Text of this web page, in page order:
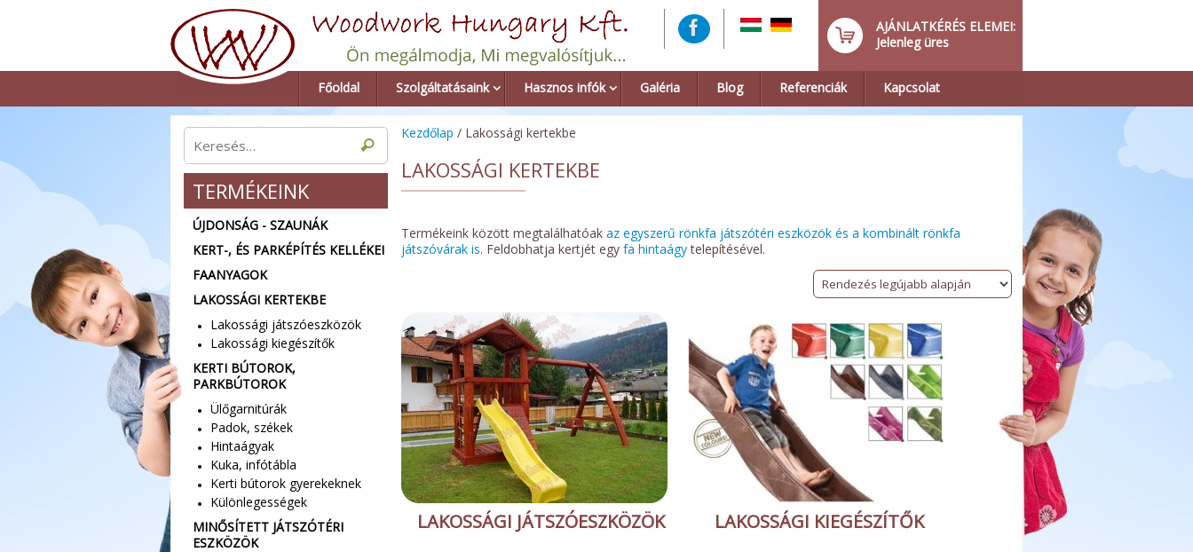
AJÁNLATKÉRÉS ELEMEI:
Jelenleg üres
Főoldal Szolgáltatásaink Hasznos infók Galéria Blog Referenciák Kapcsolat
Kezdőlap / Lakossági kertekbe
LAKOSSÁGI KERTEKBE
Termékeink között megtalálhatóak az egyszerű rönkfa játszótéri eszközök és a kombinált rönkfa
játszóvárak is. Feldobhatja kertjét egy fa hintaágytelepítésével.
LAKOSSÁGI JÁTSZÓESZKÖZÖK LAKOSSÁGI KIEGÉSZÍTŐK
TERMÉKEINK
ÚJDONSÁG - SZAUNÁK
KERT-, ÉS PARKÉPÍTÉS KELLÉKEI
FAANYAGOK
LAKOSSÁGI KERTEKBE
Lakossági játszóeszközök
Lakossági kiegészítők
KERTI BÚTOROK,
PARKBÚTOROK
Ülőgarnitúrák
Padok, székek
Hintaágyak
Kuka, infótábla
Kerti bútorok gyerekeknek
Különlegességek
MINŐSÍTETT JÁTSZÓTÉRI
ESZKÖZÖK